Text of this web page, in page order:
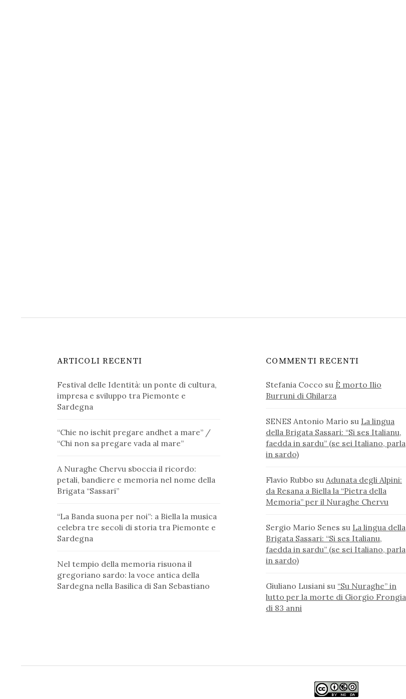
ARTICOLI RECENTI
Festival delle Identità: un ponte di cultura,
impresa e sviluppo tra Piemonte e
Sardegna
“Chie no ischit pregare andhet a mare” /
“Chi non sa pregare vada al mare”
A Nuraghe Chervu sboccia il ricordo:
petali, bandiere e memoria nel nome della
Brigata “Sassari”
“La Banda suona per noi”: a Biella la musica
celebra tre secoli di storia tra Piemonte e
Sardegna
Nel tempio della memoria risuona il
gregoriano sardo: la voce antica della
Sardegna nella Basilica di San Sebastiano
COMMENTI RECENTI
Stefania Cocco su È morto Ilio
Burruni di Ghilarza
SENES Antonio Mario su La lingua
della Brigata Sassari: “Si ses Italianu,
faedda in sardu” (se sei Italiano, parla
in sardo)
Flavio Rubbo su Adunata degli Alpini:
da Resana a Biella la “Pietra della
Memoria” per il Nuraghe Chervu
Sergio Mario Senes su La lingua della
Brigata Sassari: “Si ses Italianu,
faedda in sardu” (se sei Italiano, parla
in sardo)
Giuliano Lusiani su “Su Nuraghe” in
lutto per la morte di Giorgio Frongia
di 83 anni